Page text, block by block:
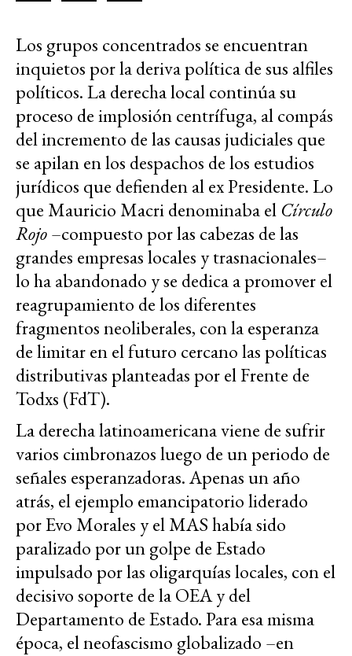
Los grupos concentrados se encuentran
inquietos por la deriva política de sus alfiles
políticos. La derecha local continúa su
proceso de implosión centrífuga, al compás
del incremento de las causas judiciales que
se apilan en los despachos de los estudios
jurídicos que defienden al ex Presidente. Lo
que Mauricio Macri denominaba el Círculo
Rojo–compuesto por las cabezas de las
grandes empresas locales y trasnacionales–
lo ha abandonado y se dedica a promover el
reagrupamiento de los diferentes
fragmentos neoliberales, con la esperanza
de limitar en el futuro cercano las políticas
distributivas planteadas por el Frente de
Todxs (FdT).
La derecha latinoamericana viene de sufrir
varios cimbronazos luego de un periodo de
señales esperanzadoras. Apenas un año
atrás, el ejemplo emancipatorio liderado
por Evo Morales y el MAS había sido
paralizado por un golpe de Estado
impulsado por las oligarquías locales, con el
decisivo soporte de la OEA y del
Departamento de Estado. Para esa misma
época, el neofascismo globalizado –en